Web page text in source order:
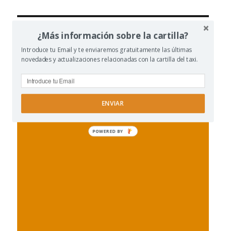
CONTENIDO RELACIONADO
¿Más información sobre la cartilla?
Introduce tu Email y te enviaremos gratuitamente las últimas
novedades y actualizaciones relacionadas con la cartilla del taxi.
ENVIAR